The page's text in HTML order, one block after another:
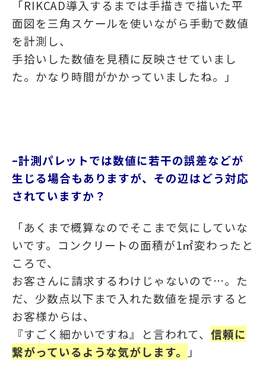
「RIKCAD導入するまでは手描きで描いた平
面図を三角スケールを使いながら手動で数値
を計測し、
手拾いした数値を見積に反映させていまし
た。かなり時間がかかっていましたね。」
–計測パレットでは数値に若干の誤差などが
生じる場合もありますが、その辺はどう対応
されていますか？
「あくまで概算なのでそこまで気にしていな
いです。 コンクリートの面積が1㎡変わったと
ころで、
お客さんに請求するわけじゃないので…。た
だ、 少数点以下まで入れた数値を提示すると
お客様からは、
『すごく細かいですね』と言われて、 信頼に
繋がっているような気がします。
」